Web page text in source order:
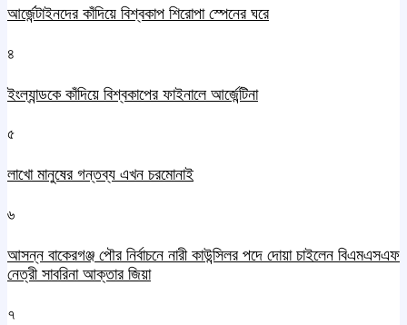
আর্জেন্টাইনদের কাঁদিয়ে বিশ্বকাপ শিরোপা স্পেনের ঘরে
৪
ইংল্যান্ডকে কাঁদিয়ে বিশ্বকাপের ফাইনালে আর্জেন্টিনা
৫
লাখো মানুষের গন্তব্য এখন চরমোনাই
৬
আসন্ন বাকেরগঞ্জ পৌর নির্বাচনে নারী কাউন্সিলর পদে দোয়া চাইলেন বিএমএসএফ
নেত্রী সাবরিনা আক্তার জিয়া
৭